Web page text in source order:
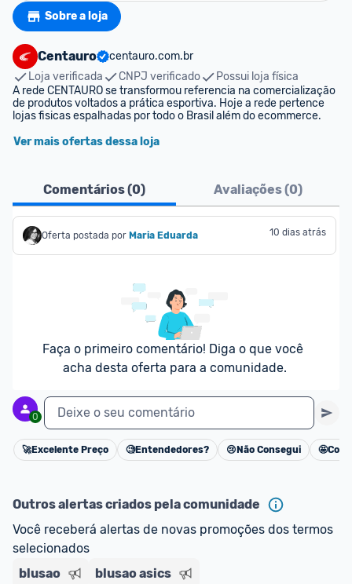
Sobre a loja
Centauro
centauro.com.br
Loja verificada
CNPJ verificado
Possui loja física
A rede CENTAURO se transformou referencia na comercialização
de produtos voltados a prática esportiva. Hoje a rede pertence
lojas fisicas espalhadas por todo o Brasil além do ecommerce.
Ver mais ofertas dessa loja
Comentários (0) Avaliações (0)
Oferta postada por Maria Eduarda 10 dias atrás
Faça o primeiro comentário! Diga o que você
acha desta oferta para a comunidade.
0 Deixe o seu comentário
Cancelar
🚀Excelente Preço 🧐Entendedores? 😢 Não Consegui 🤩
Outros alertas criados pela comunidade
Você receberá alertas de novas promoções dos termos
selecionados
blusao
blusao asics